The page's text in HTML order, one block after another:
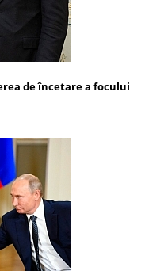
de încetare a focului